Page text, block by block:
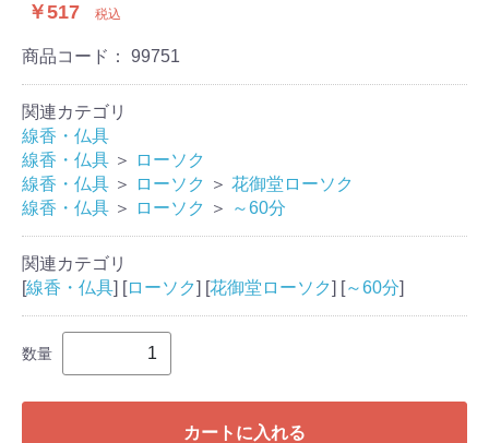
￥517 税込
商品コード： 99751
関連カテゴリ
線香・仏具
線香・仏具 ＞
ローソク
線香・仏具 ＞ ローソク ＞ 花御堂ローソク
線香・仏具 ＞ ローソク ＞ ～60分
関連カテゴリ
[線香・仏具] [ローソク] [花御堂ローソク] [～60分]
数量
カートに入れる